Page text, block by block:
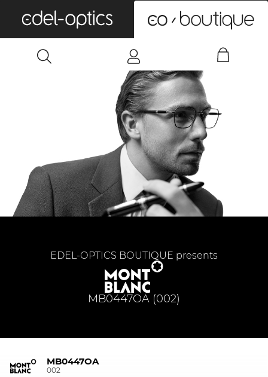
MB0447OA (002)
EDEL-OPTICS BOUTIQUE presents
MB0447OA
002